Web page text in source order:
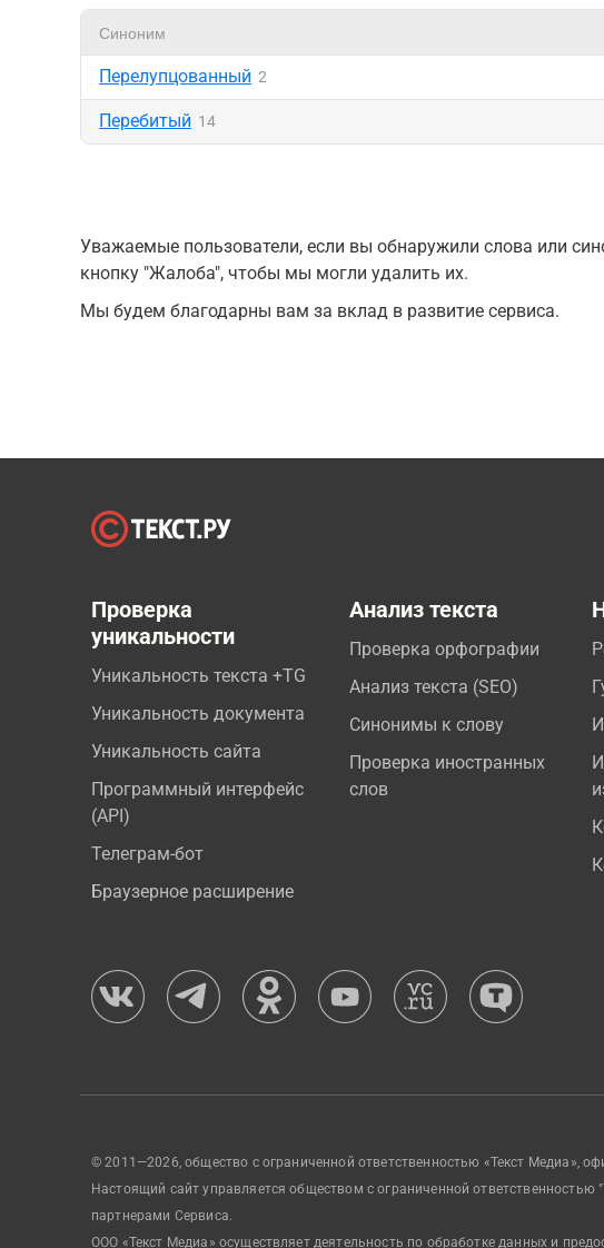
Синоним
Перелупцованный 2
Перебитый 14
Уважаемые пользователи, если вы обнаружили слова или
кнопку "Жалоба", чтобы мы могли удалить их.
Мы будем благодарны вам за вклад в развитие сервиса.
Проверка
уникальности
Уникальность текста +TG
Уникальность документа
Уникальность сайта
Программный интерфейс
(API)
Телеграм-бот
Браузерное расширение
Анализ текста
Проверка орфографии
Анализ текста (SEO)
Синонимы к слову
Проверка иностранных
слов
© 2011—2026, общество с ограниченной ответственностью «Текст Медиа»,
Настоящий сайт управляется обществом с ограниченной
партнерами Сервиса.
ООО «Текст Медиа» осуществляет деятельность по обработке данных и